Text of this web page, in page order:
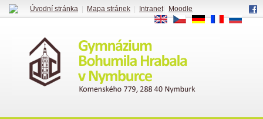
Úvodní stránka Mapa stránek Intranet|
Moodle
EN
CS DE FR RU